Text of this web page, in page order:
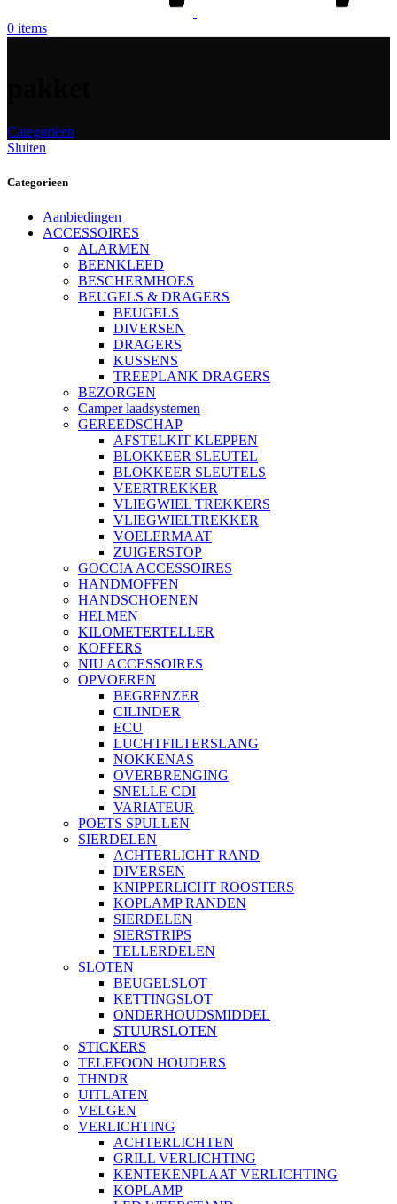
0 items
Categorieen
Sluiten
Categorieen
Aanbiedingen
ACCESSOIRES
ALARMEN
BEENKLEED
BESCHERMHOES
BEUGELS & DRAGERS
BEUGELS
DIVERSEN
DRAGERS
KUSSENS
TREEPLANK DRAGERS
BEZORGEN
Camper laadsystemen
GEREEDSCHAP
AFSTELKIT KLEPPEN
BLOKKEER SLEUTEL
BLOKKEER SLEUTELS
VEERTREKKER
VLIEGWIEL TREKKERS
VLIEGWIELTREKKER
VOELERMAAT
ZUIGERSTOP
GOCCIA ACCESSOIRES
HANDMOFFEN
HANDSCHOENEN
HELMEN
KILOMETERTELLER
KOFFERS
NIU ACCESSOIRES
OPVOEREN
BEGRENZER
CILINDER
ECU
LUCHTFILTERSLANG
NOKKENAS
OVERBRENGING
SNELLE CDI
VARIATEUR
POETS SPULLEN
SIERDELEN
ACHTERLICHT RAND
DIVERSEN
KNIPPERLICHT ROOSTERS
KOPLAMP RANDEN
SIERDELEN
SIERSTRIPS
TELLERDELEN
SLOTEN
BEUGELSLOT
KETTINGSLOT
ONDERHOUDSMIDDEL
STUURSLOTEN
STICKERS
TELEFOON HOUDERS
THNDR
UITLATEN
VELGEN
VERLICHTING
ACHTERLICHTEN
GRILL VERLICHTING
KENTEKENPLAAT VERLICHTING
KOPLAMP